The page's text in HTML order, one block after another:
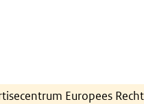
Europees Recht